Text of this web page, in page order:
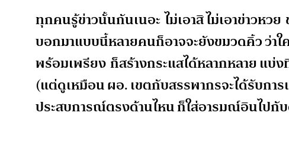
ทุกคนรู้ข่าวนั้นกันเนอะ ไม่เอาสิ ไม่เอาข่าวห
บอกมาแบบนี้หลายคนก็อาจจะยังขมวดคิ้ว ว่าใ
พร้อมเพรียง ก็สร้างกระแสได้หลากหลาย แ
(แต่ดูเหมือน ผอ. เขตกับสรรพากรจะได้รับกา
ประสบการณ์ตรงด้านไหน ก็ใส่อารมณ์อินไปกั